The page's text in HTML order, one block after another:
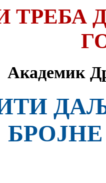
ТРЕБА
Академик